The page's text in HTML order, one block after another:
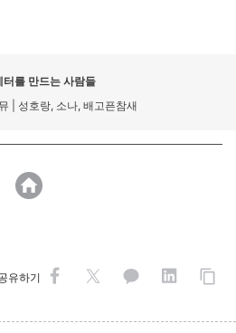
터를 만드는 사람들
| 성호랑, 소나, 배고픈참새
유하기